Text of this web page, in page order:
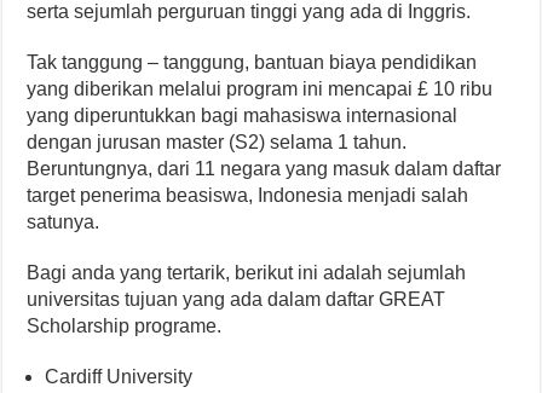
serta sejumlah perguruan tinggi yang ada di Inggris.
Tak tanggung – tanggung, bantuan biaya pendidikan
yang diberikan melalui program ini mencapai £ 10 ribu
yang diperuntukkan bagi mahasiswa internasional
dengan jurusan master (S2) selama 1 tahun.
Beruntungnya, dari 11 negara yang masuk dalam daftar
target penerima beasiswa, Indonesia menjadi salah
satunya.
Bagi anda yang tertarik, berikut ini adalah sejumlah
universitas tujuan yang ada dalam daftar GREAT
Scholarship programe.
Cardiff University